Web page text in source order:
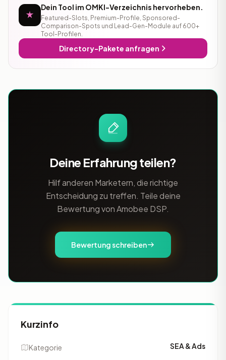
Dein Tool im OMKI-Verzeichnis hervorheben.
Featured-Slots, Premium-Profile, Sponsored-
Comparison-Spots und Lead-Gen-Module auf 600+
Tool-Profilen.
Directory-Pakete anfragen
Deine Erfahrung teilen?
Hilf anderen Marketern, die richtige
Entscheidung zu treffen. Teile deine
Bewertung von Amobee DSP.
Bewertung schreiben
Kurzinfo
Kategorie SEA & Ads